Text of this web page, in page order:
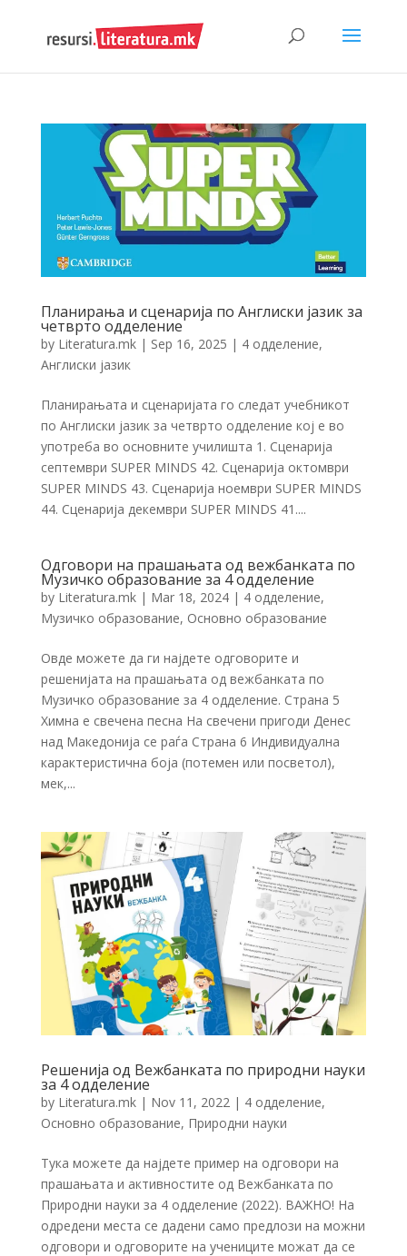
Планирања и сценарија по Англиски јазик за
четврто одделение
by Literatura.mk| Sep 16, 2025 | 4 одделение,
Англиски јазик
Планирањата и сценаријата го следат учебникот
по Англиски јазик за четврто одделение кој е во
употреба во основните училишта 1. Сценарија
септември SUPER MINDS 42. Сценарија октомври
SUPER MINDS 43. Сценарија ноември SUPER MINDS
44. Сценарија декември SUPER MINDS 41....
Одговори на прашањата од вежбанката по
Музичко образование за 4 одделение
by Literatura.mk| Mar 18, 2024| 4 одделение,
Музичко образование, Основно образование
Овде можете да ги најдете одговорите и
решенијата на прашањата од вежбанката по
Музичко образование за 4 одделение. Страна 5
Химна е свечена песна На свечени пригоди Денес
над Македонија се раѓа Страна 6 Индивидуална
карактеристична боја (потемен или посветол),
мек,...
Решенија од Вежбанката по природни науки
за 4 одделение
by Literatura.mk| Nov 11, 2022| 4 одделение,
Основно образование, Природни науки
Тука можете да најдете пример на одговори на
прашањата и активностите од Вежбанката по
Природни науки за 4 одделение (2022). ВАЖНО! На
одредени места се дадени само предлози на можни
одговори и одговорите на учениците можат да се